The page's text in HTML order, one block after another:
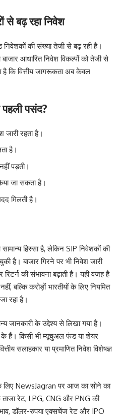
से बढ़ रहा निवेश
की संख्या तेजी से बढ़ रही है।
आधारित निवेश विकल्पों को तेजी से
कि वित्तीय जागरूकता अब केवल
पहली पसंद?
जारी रहता है।
है।
पड़ती।
जा सकता है।
मिलती है।
हिस्सा है, लेकिन SIP निवेशकों की
है। बाजार गिरने पर भी निवेश जारी
की संभावना बढ़ाती है। यही वजह है
बल्कि करोड़ों भारतीयों के लिए नियमित
रहा है।
जानकारी के उद्देश्य से लिखा गया है।
के हैं। किसी भी म्यूचुअल फंड या शेयर
सलाहकार या प्रमाणित निवेश विशेषज्ञ
NewsJagran पर आज कासोने का
रेट, LPG, CNG और PNG की
,डॉलर-रुपया एक्सचेंज रेट और IPO